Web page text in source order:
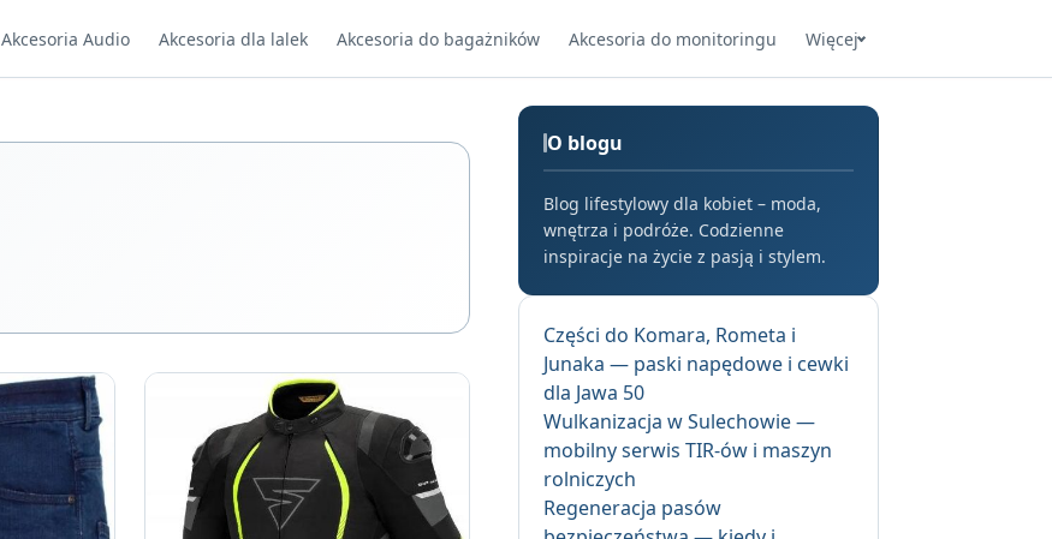
Akcesoria Audio Akcesoria dla lalek Akcesoria do bagażników Akcesoria do monitoringu Więcej
O blogu
Blog lifestylowy dla kobiet – moda,
wnętrza i podróże. Codzienne
inspiracje na życie z pasją i stylem.
Części do Komara, Rometa i
Junaka — paski napędowe i cewki
dla Jawa 50
Wulkanizacja w Sulechowie —
mobilny serwis TIR-ów i maszyn
rolniczych
Regeneracja pasów